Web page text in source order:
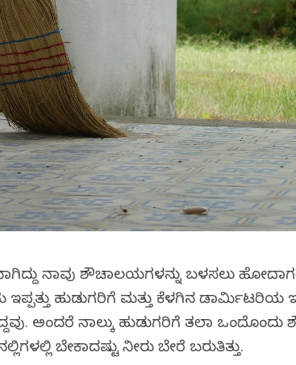
ನಾವು ಶೌಚಾಲಯಗಳನ್ನು ಬಳಸಲು
ಹುಡುಗರಿಗೆ ಮತ್ತು ಕೆಳಗಿನ ಡಾರ್ಮಿಟರಿಯ
ಅಂದರೆ ನಾಲ್ಕು ಹುಡುಗರಿಗೆ ತಲಾ ಒಂದೊಂದು
ಬೇಕಾದಷ್ಟು ನೀರು ಬೇರೆ ಬರುತಿತ್ತು.